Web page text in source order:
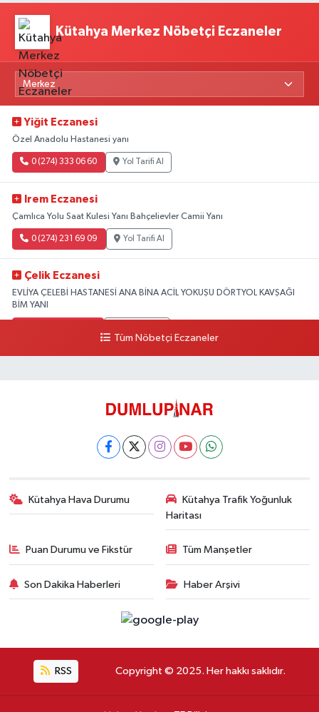
Kütahya Merkez Nöbetçi Eczaneler
Yiğit Eczanesi
Özel Anadolu Hastanesi yanı
0 (274) 333 06 60 Yol Tarifi Al
Irem Eczanesi
Çamlıca Yolu Saat Kulesi Yanı Bahçelievler Camii Yanı
0 (274) 231 69 09 Yol Tarifi Al
Çelik Eczanesi
EVLİYA ÇELEBİ HASTANESİ ANA BİNA ACİL YOKUŞU DÖRTYOL KAVŞAĞI
BİM YANI
Tüm Nöbetçi Eczaneler
Kütahya Hava Durumu
Kütahya Trafik Yoğunluk
Haritası
Puan Durumu ve Fikstür Tüm Manşetler
Son Dakika Haberleri Haber Arşivi
RSS Copyright © 2025. Her hakkı saklıdır.